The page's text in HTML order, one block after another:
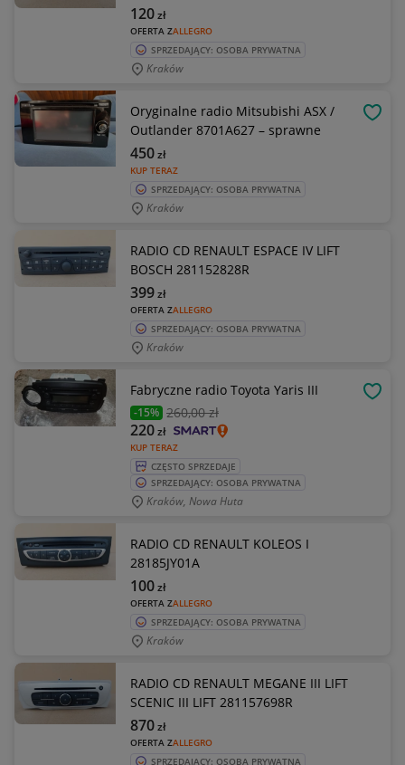
OFERTA ZALLEGRO
120zł
SPRZEDAJĄCY: OSOBA PRYWATNA
Kraków
Oryginalne radio Mitsubishi ASX /
Outlander 8701A627 – sprawne
KUP TERAZ
450zł
SPRZEDAJĄCY: OSOBA PRYWATNA
Kraków
RADIO CD RENAULT ESPACE IV LIFT
BOSCH 281152828R
OFERTA ZALLEGRO
399zł
SPRZEDAJĄCY: OSOBA PRYWATNA
Kraków
Fabryczne radio Toyota Yaris III
-15% 260,00 zł
KUP TERAZ
220zł
CZĘSTO SPRZEDAJE
SPRZEDAJĄCY: OSOBA PRYWATNA
Kraków, Nowa Huta
RADIO CD RENAULT KOLEOS I
28185JY01A
OFERTA ZALLEGRO
100zł
SPRZEDAJĄCY: OSOBA PRYWATNA
Kraków
RADIO CD RENAULT MEGANE III LIFT
SCENIC III LIFT 281157698R
OFERTA ZALLEGRO
870zł
SPRZEDAJĄCY: OSOBA PRYWATNA